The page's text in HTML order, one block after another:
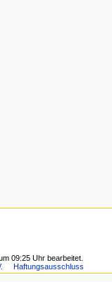
09:25 Uhr bearbeitet.
Haftungsausschluss